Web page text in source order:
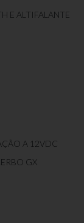
E ALTIFALANTE
A 12VDC
GX